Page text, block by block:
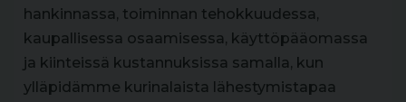
hankinnassa, toiminnan tehokkuudessa,
kaupallisessa osaamisessa, käyttöpääomassa
ja kiinteissä kustannuksissa samalla, kun
ylläpidämme kurinalaista lähestymistapaa